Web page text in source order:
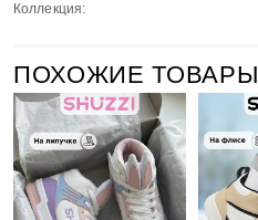
Коллекция:
ПОХОЖИЕ ТОВАРЫ